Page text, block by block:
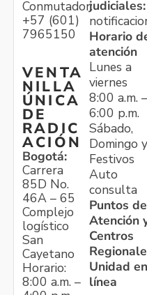
Conmutador:
+57 (601)
7965150
VENTA
NILLA
ÚNICA
DE
RADIC
ACIÓN
Bogotá:
Carrera
85D No.
46A – 65
Complejo
logístico
San
Cayetano
Horario:
8:00 a.m. –
judiciales:
Horario
atención
Lunes a
viernes
8:00 a.m. –
6:00 p.m.
Sábado,
Domingo y
Festivos
Auto
consulta
Puntos de
Atención
Centros
Unidad en
línea